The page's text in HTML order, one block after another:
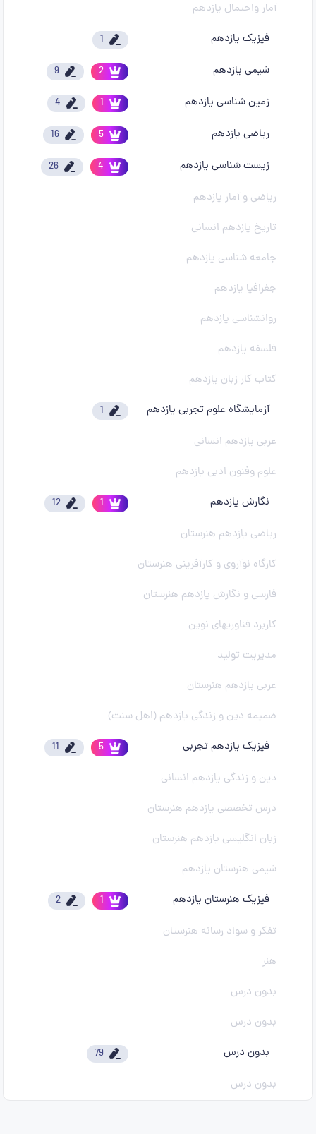
آمار واحتمال یازدهم
فیزیک یازدهم
1
شیمی یازدهم 2
9
زمین شناسی یازدهم 1
4
ریاضی یازدهم 5
16
زیست شناسی یازدهم 4
26
ریاضی و آمار یازدهم
تاریخ یازدهم انسانی
جامعه شناسی یازدهم
جغرافیا یازدهم
روانشناسی یازدهم
فلسفه یازدهم
کتاب کار زبان یازدهم
آزمایشگاه علوم تجربی یازدهم
1
عربی یازدهم انسانی
علوم وفنون ادبی یازدهم
نگارش یازدهم
1
12
ریاضی یازدهم هنرستان
کارگاه نوآروی و کارآفرینی هنرستان
فارسی و نگارش یازدهم هنرستان
کاربرد فناوریهای نوین
مدیریت تولید
عربی یازدهم هنرستان
ضمیمه دین و زندگی یازدهم (اهل سنت)
فیزیک یازدهم تجربی
5
11
دین و زندگی یازدهم انسانی
درس تخصصی یازدهم هنرستان
زبان انگلیسی یازدهم هنرستان
شیمی هنرستان یازدهم
فیزیک هنرستان یازدهم
1
2
تفکر و سواد رسانه هنرستان
هنر
بدون درس
بدون درس
بدون درس
79
بدون درس